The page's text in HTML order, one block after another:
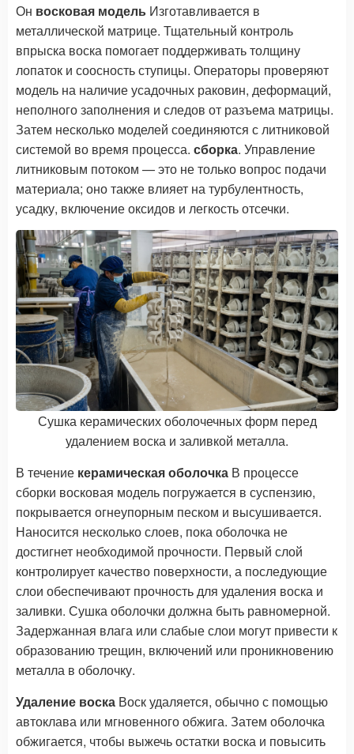
Он восковая модель Изготавливается в
металлической матрице. Тщательный контроль
впрыска воска помогает поддерживать толщину
лопаток и соосность ступицы. Операторы проверяют
модель на наличие усадочных раковин, деформаций,
неполного заполнения и следов от разъема матрицы.
Затем несколько моделей соединяются с литниковой
системой во время процесса. сборка. Управление
литниковым потоком — это не только вопрос подачи
материала; оно также влияет на турбулентность,
усадку, включение оксидов и легкость отсечки.
Сушка керамических оболочечных форм перед
удалением воска и заливкой металла.
В течение керамическая оболочка В процессе
сборки восковая модель погружается в суспензию,
покрывается огнеупорным песком и высушивается.
Наносится несколько слоев, пока оболочка не
достигнет необходимой прочности. Первый слой
контролирует качество поверхности, а последующие
слои обеспечивают прочность для удаления воска и
заливки. Сушка оболочки должна быть равномерной.
Задержанная влага или слабые слои могут привести к
образованию трещин, включений или проникновению
металла в оболочку.
Удаление воска Воск удаляется, обычно с помощью
автоклава или мгновенного обжига. Затем оболочка
обжигается, чтобы выжечь остатки воска и повысить